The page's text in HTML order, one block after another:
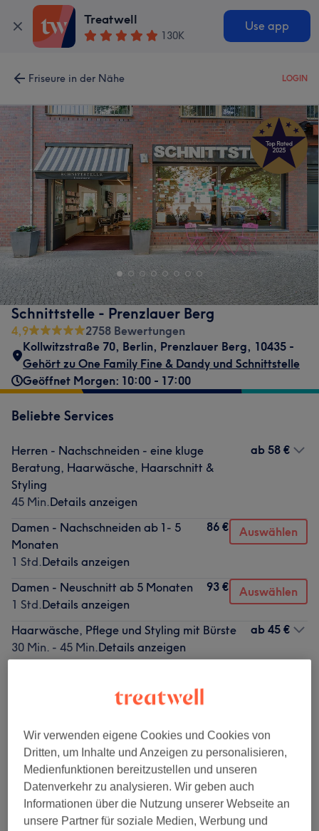
Treatwell
130K
Use app
Friseure in der Nähe LOGIN
Schnittstelle - Prenzlauer Berg
4,9
2758 Bewertungen
Kollwitzstraße 70, Berlin, Prenzlauer Berg, 10435 -
Gehört zu One Family Fine & Dandy und Schnittstelle
Geöffnet Morgen: 10:00 - 17:00
Beliebte Services
Herren - Nachschneiden - eine kluge
Beratung, Haarwäsche, Haarschnitt &
Styling
45 Min.Details anzeigen
ab 58 €
Damen - Nachschneiden ab 1- 5
Monaten
1 Std.Details anzeigen
86 € Auswählen
Damen - Neuschnitt ab 5 Monaten
1 Std.Details anzeigen
93 € Auswählen
Haarwäsche, Pflege und Styling mit Bürste
30 Min. - 45 Min.Details anzeigen
ab 45 €
Details anzeigen
Alle Services
DAMEN - HAARSCHNITTE (6) ab 25 €
DAMEN - STYLING (3) ab 20 €
Wir verwenden eigene Cookies und Cookies von
Dritten, um Inhalte und Anzeigen zu personalisieren,
Medienfunktionen bereitzustellen und unseren
Datenverkehr zu analysieren. Wir geben auch
Informationen über die Nutzung unserer Webseite an
unsere Partner für soziale Medien, Werbung und